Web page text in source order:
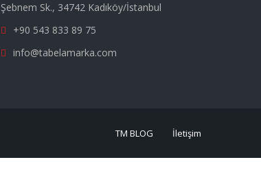
Şebnem Sk., 34742 Kadıköy/İstanbul
+90 543 833 89 75
info@tabelamarka.com
TM BLOG İletişim